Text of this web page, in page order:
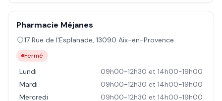
Pharmacie Méjanes
17 Rue de l'Esplanade, 13090 Aix-en-Provence
Fermé
Lundi
09h00-12h30 et 14h00-19h00
Mardi
09h00-12h30 et 14h00-19h00
Mercredi
09h00-12h30 et 14h00-19h00